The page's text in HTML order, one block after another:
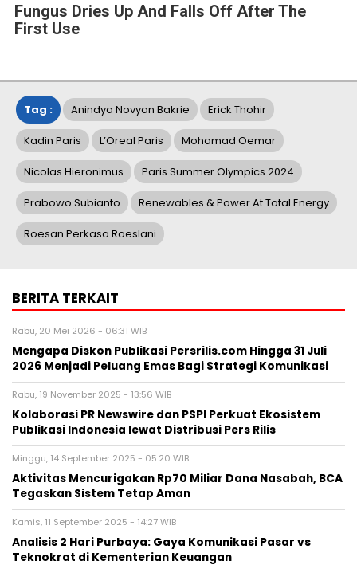
Fungus Dries Up And Falls Off After The
First Use
Tag : Anindya Novyan Bakrie Erick Thohir
Kadin Paris L’Oreal Paris Mohamad Oemar
Nicolas Hieronimus Paris Summer Olympics 2024
Prabowo Subianto Renewables & Power At Total Energy
Roesan Perkasa Roeslani
BERITA TERKAIT
Rabu, 20 Mei 2026 - 06:31 WIB
Mengapa Diskon Publikasi Persrilis.com Hingga 31 Juli
2026 Menjadi Peluang Emas Bagi Strategi Komunikasi
Rabu, 19 November 2025 - 13:56 WIB
Kolaborasi PR Newswire dan PSPI Perkuat Ekosistem
Publikasi Indonesia lewat Distribusi Pers Rilis
Minggu, 14 September 2025 - 05:20 WIB
Aktivitas Mencurigakan Rp70 Miliar Dana Nasabah, BCA
Tegaskan Sistem Tetap Aman
Kamis, 11 September 2025 - 14:27 WIB
Analisis 2 Hari Purbaya: Gaya Komunikasi Pasar vs
Teknokrat di Kementerian Keuangan